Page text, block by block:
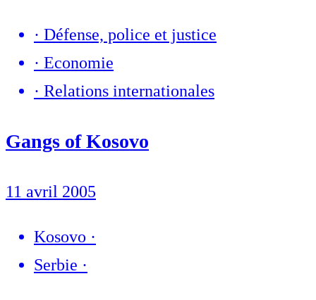
· Défense, police et justice
· Economie
· Relations internationales
Gangs of Kosovo
11 avril 2005
Kosovo ·
Serbie ·